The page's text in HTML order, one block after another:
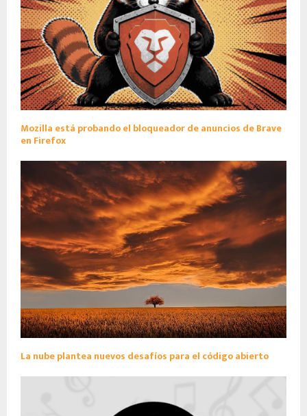
Mozilla está probando el bloqueador de anuncios de Brave
en Firefox
La nube plantea nuevos desafíos para el código abierto